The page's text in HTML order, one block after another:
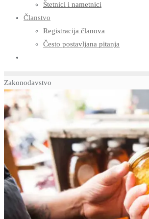
Štetnici i nametnici
Članstvo
Registracija članova
Često postavljana pitanja
Zakonodavstvo